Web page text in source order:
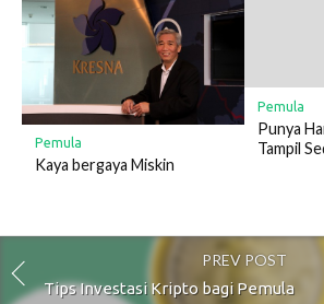
Pemula
Kaya bergaya Miskin
Pemula
Punya
Tampil
PREV POST
Tips Investasi Kripto bagi Pemula